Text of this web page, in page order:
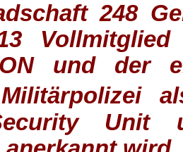
248
und der
Militärpolizei
Unit